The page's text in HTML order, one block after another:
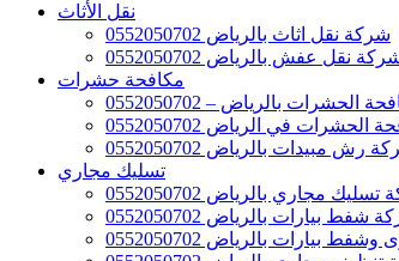
نقل الأثاث
شركة نقل اثاث بالرياض 0552050702
نقل عفش بالرياض 0552050702
مكافحة حشرات
بالرياض – 0552050702
في الرياض 0552050702
رش مبيدات بالرياض 0552050702
تسليك مجاري
مجاري بالرياض 0552050702
شفط بيارات بالرياض 0552050702
بيارات بالرياض 0552050702